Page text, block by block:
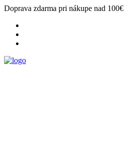
Doprava zdarma pri nákupe nad 100€